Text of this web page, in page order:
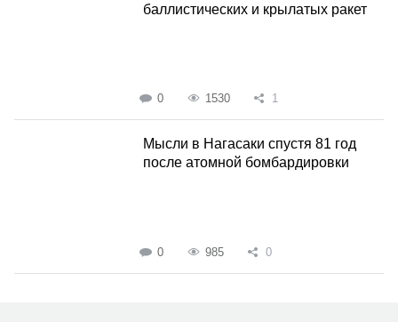
баллистических и крылатых ракет
0 1530 1
Мысли в Нагасаки спустя 81 год
после атомной бомбардировки
0 985 0